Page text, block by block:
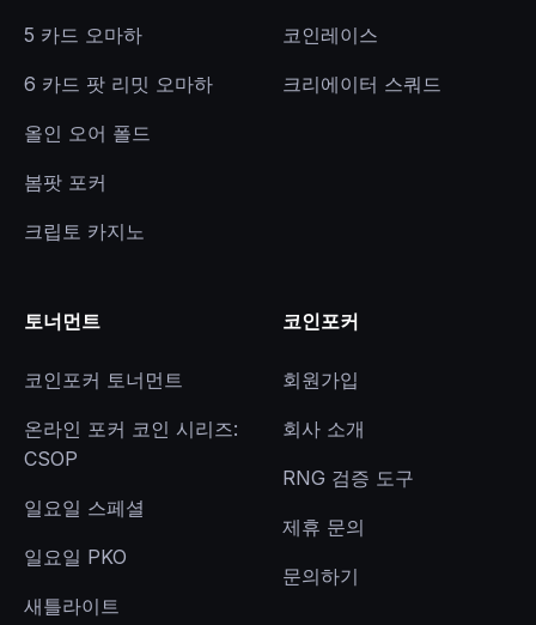
5 카드 오마하
6 카드 팟 리밋 오마하
올인 오어 폴드
봄팟 포커
크립토 카지노
코인레이스
크리에이터 스쿼드
토너먼트
코인포커 토너먼트
온라인 포커 코인 시리즈:
CSOP
일요일 스페셜
일요일 PKO
새틀라이트
코인포커
회원가입
회사 소개
RNG 검증 도구
제휴 문의
문의하기